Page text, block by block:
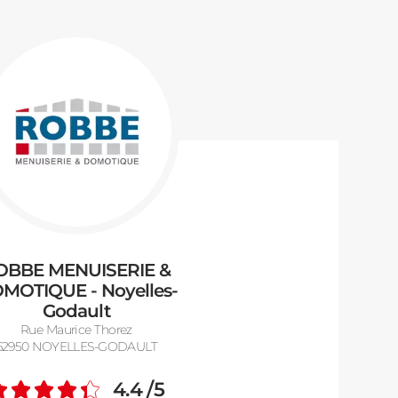
MENUISERIE &
- Noyelles-
Godault
Rue Maurice Thorez
NOYELLES-GODAULT
Note moyenne :
4.4/5